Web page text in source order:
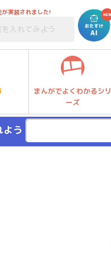
実装されました!
まんがでよくわかるシリ
ーズ
よう